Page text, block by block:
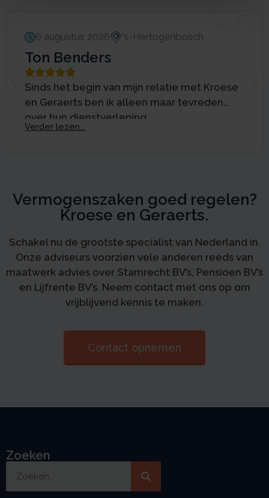
6 augustus 2026 's-Hertogenbosch
Ton Benders

Sinds het begin van mijn relatie met Kroese
en Geraerts ben ik alleen maar tevreden
over hun dienstverlening.
Verder lezen...
Vermogenszaken goed regelen?
Kroese en Geraerts.
Schakel nu de grootste specialist van Nederland in.
Onze adviseurs voorzien vele anderen reeds van
maatwerk advies over Stamrecht BV’s, Pensioen BV’s
en Lijfrente BV’s. Neem contact met ons op om
vrijblijvend kennis te maken.
Contact opnemen
Zoeken